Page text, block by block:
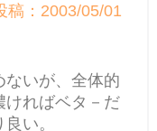
稿：2003/05/01
ないが、全体的
ければベタ－だ
い。